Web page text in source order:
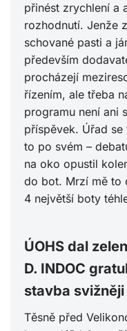
přinést zrychlení a
rozhodnutí. Jenže
schované pasti a
především
procházejí
řízením, ale třeba
programu není ani
příspěvek. Úřad
to po svém –
na oko opustil
do bot. Mrzí mě to
4 největší boty
ÚOHS dal
D. INDOC
stavba
Těsně před